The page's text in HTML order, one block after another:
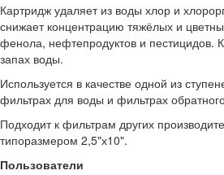
Картридж удаляет из воды хлор и
снижает концентрацию тяжёлых и
фенола, нефтепродуктов и пестицидов.
запах воды.
Используется в качестве одной из
фильтрах для воды и фильтрах
Подходит к фильтрам других
типоразмером 2,5"х10".
Пользователи